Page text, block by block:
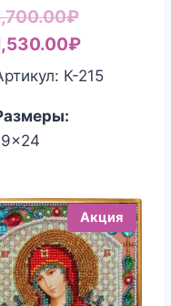
₽
цена
₽Текущая
цена:
К-215
Акция